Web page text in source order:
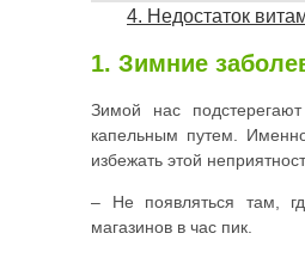
4. Недостаток
1. Зимние
Зимой нас
капельным путем.
избежать этой
– Не появляться там,
магазинов в час пик.